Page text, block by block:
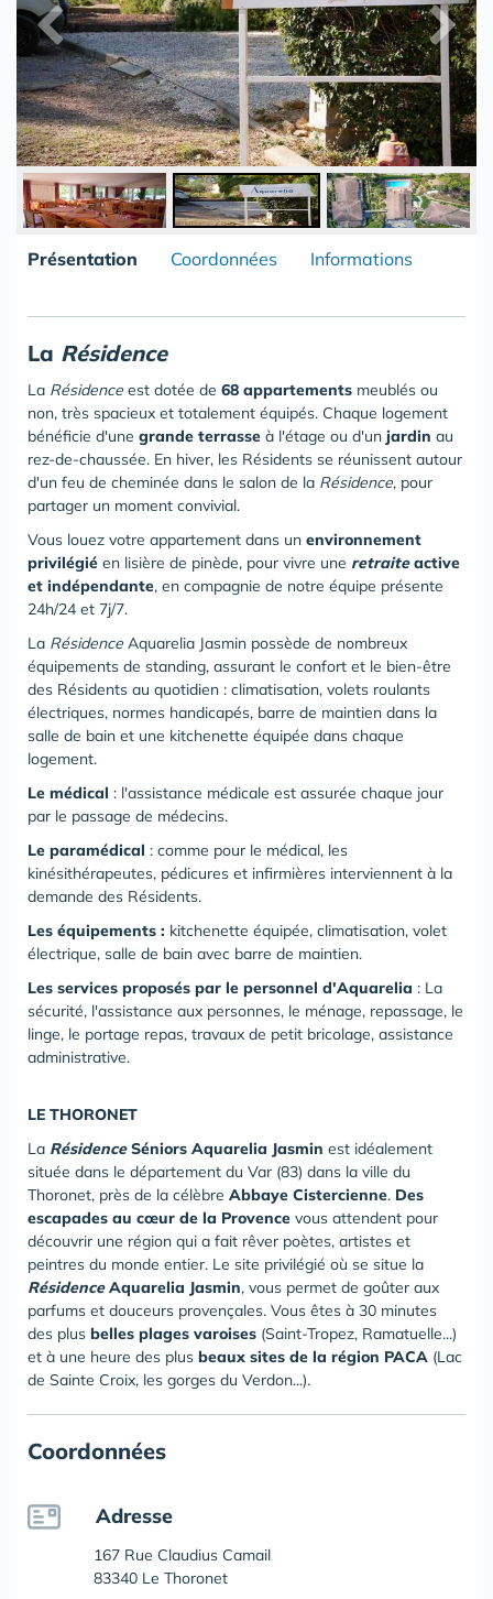
Présentation Coordonnées Informations
La Résidence
La Résidence est dotée de 68 appartements meublés ou
non, très spacieux et totalement équipés. Chaque logement
bénéficie d'une grande terrasse à l'étage ou d'un jardin au
rez-de-chaussée. En hiver, les Résidents se réunissent autour
d'un feu de cheminée dans le salon de la Résidence, pour
partager un moment convivial.
Vous louez votre appartement dans un environnement
privilégié en lisière de pinède, pour vivre une retraite active
et indépendante, en compagnie de notre équipe présente
24h/24 et 7j/7.
La Résidence Aquarelia Jasmin possède de nombreux
équipements de standing, assurant le confort et le bien-être
des Résidents au quotidien : climatisation, volets roulants
électriques, normes handicapés, barre de maintien dans la
salle de bain et une kitchenette équipée dans chaque
logement.
Le médical : l'assistance médicale est assurée chaque jour
par le passage de médecins.
Le paramédical : comme pour le médical, les
kinésithérapeutes, pédicures et infirmières interviennent à la
demande des Résidents.
Les équipements : kitchenette équipée, climatisation, volet
électrique, salle de bain avec barre de maintien.
Les services proposés par le personnel d'Aquarelia : La
sécurité, l'assistance aux personnes, le ménage, repassage, le
linge, le portage repas, travaux de petit bricolage, assistance
administrative.
LE THORONET
La Résidence Séniors Aquarelia Jasmin est idéalement
située dans le département du Var (83) dans la ville du
Thoronet, près de la célèbre Abbaye Cistercienne. Des
escapades au cœur de la Provence vous attendent pour
découvrir une région qui a fait rêver poètes, artistes et
peintres du monde entier. Le site privilégié où se situe la
Résidence Aquarelia Jasmin, vous permet de goûter aux
parfums et douceurs provençales. Vous êtes à 30 minutes
des plus belles plages varoises (Saint-Tropez, Ramatuelle...)
et à une heure des plus beaux sites de la région PACA (Lac
de Sainte Croix, les gorges du Verdon...).
Coordonnées
Adresse
167 Rue Claudius Camail
83340 Le Thoronet